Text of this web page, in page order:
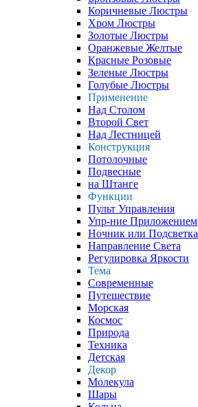
Коричневые Люстры
Хром Люстры
Золотые Люстры
Оранжевые Желтые
Красные Розовые
Зеленые Люстры
Голубые Люстры
Применение
Над Столом
Второй Свет
Над Лестницей
Конструкция
Потолочные
Подвесные
на Штанге
Функции
Пульт Управления
Упр-ние Приложением
Ночник или Подсветка
Направление Света
Регулировка Яркости
Тема
Современные
Путешествие
Морская
Космос
Природа
Техника
Детская
Декор
Молекула
Шары